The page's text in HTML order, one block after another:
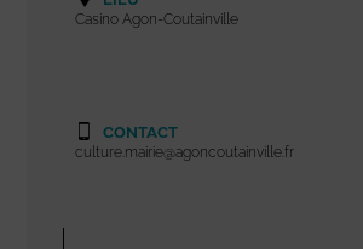
Casino Agon-Coutainville
CONTACT
culture.mairie@agoncoutainville.fr